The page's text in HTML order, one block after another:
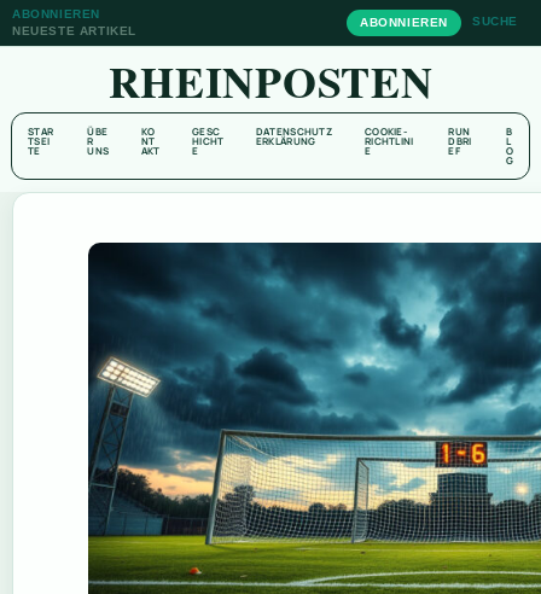
ABONNIEREN
NEUESTE ARTIKEL
ABONNIEREN SUCHE
RHEINPOSTEN
STAR
TSEI
TE
ÜBE
R
UNS
KO
NT
AKT
GESC
HICHT
E
DATENSCHUTZ
ERKLÄRUNG
COOKIE-
RICHTLINI
E
RUN
DBRI
EF
B
L
O
G